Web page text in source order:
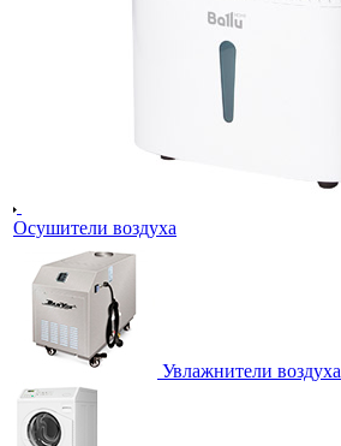
Осушители воздуха
Увлажнители воздуха